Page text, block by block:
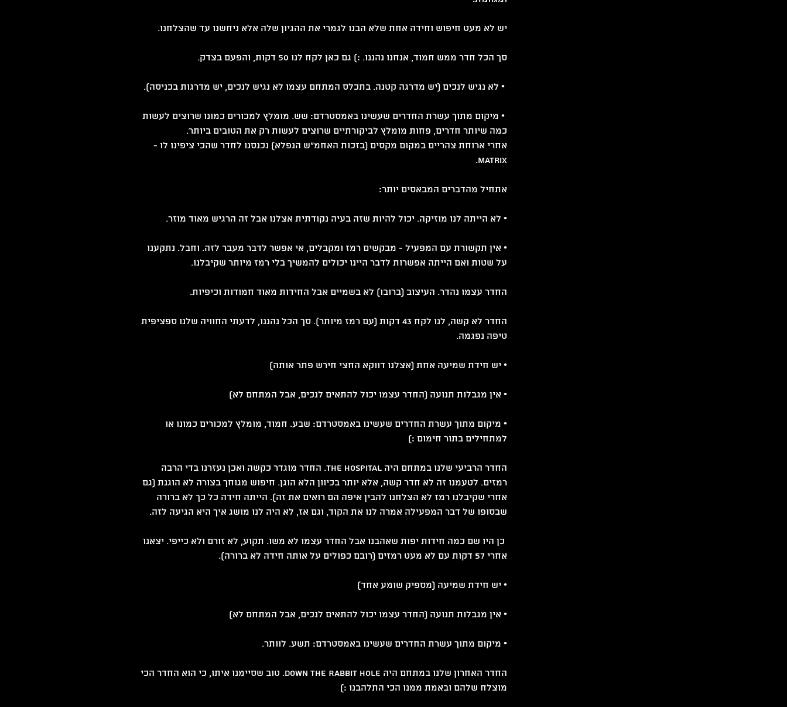
יש לא מעט חיפוש וחידה אחת שלא הבנו לגמרי את ההגיון שלה אלא ניחשנו עד שהצלחנו.
סך הכל חדר ממש חמוד, אנחנו נהננו. :) גם כאן לקח לנו 50 דקות, והפעם בצדק.
• מיקום מתוך עשרת החדרים שעשינו באמסטרדם: שש. מומלץ למכורים כמונו שרוצים לעשות
כמה שיותר חדרים, פחות מומלץ לביקורתיים שרוצים לעשות רק את הטובים ביותר.
אחרי ארוחת צהריים במקום מקסים (בזכות האחמ"ש הנפלא) נכנסנו לחדר שהכי ציפינו לו -
Matrix.
אתחיל מהדברים המבאסים יותר:
• לא הייתה לנו מוזיקה. יכול להיות שזה בעיה נקודתית אצלנו אבל זה הרגיש מאוד מוזר.
• אין תקשורת עם המפעיל - מבקשים רמז ומקבלים, אי אפשר לדבר מעבר לזה. וחבל. נתקענו
על שטות ואם הייתה אפשרות לדבר היינו יכולים להמשיך בלי רמז מיותר שקיבלנו.
החדר עצמו נהדר. העיצוב (ברובו) לא בשמיים אבל החידות מאוד חמודות וכיפיות.
החדר לא קשה, לנו לקח 43 דקות (עם רמז מיותר). סך הכל נהננו, לדעתי החוויה שלנו ספציפית
טיפה נפגמה.
• יש חידת שמיעה אחת (אצלנו דווקא החצי חירש פתר אותה)
• אין מגבלות תנועה (החדר עצמו יכול להתאים לנכים, אבל המתחם לא)
• מיקום מתוך עשרת החדרים שעשינו באמסטרדם: שבע. חמוד, מומלץ למכורים כמונו או
למתחילים בתור חימום :)
החדר הרביעי שלנו במתחם היה The Hospital. החדר מוגדר כקשה ואכן נעזרנו בדי הרבה
רמזים. לטעמנו זה לא חדר קשה, אלא יותר בכיוון הלא הוגן. חיפוש מגוחך בצורה לא הוגנת (גם
אחרי שקיבלנו רמז לא הצלחנו להבין איפה הם רואים את זה). הייתה חידה כל כך לא ברורה
שבסופו של דבר המפעילה אמרה לנו את הקוד, וגם אז, לא היה לנו מושג איך היא הגיעה לזה.
כן היו שם כמה חידות יפות שאהבנו אבל החדר עצמו לא משו. תקוע, לא זורם ולא כייפי. יצאנו
אחרי 57 דקות עם לא מעט רמזים (רובם כפולים על אותה חידה לא ברורה).
• יש חידת שמיעה (מספיק שומע אחד)
• אין מגבלות תנועה (החדר עצמו יכול להתאים לנכים, אבל המתחם לא)
• מיקום מתוך עשרת החדרים שעשינו באמסטרדם: תשע. לוותר.
החדר האחרון שלנו במתחם היה Down the Rabbit Hole. טוב שסיימנו איתו, כי הוא החדר הכי
מוצלח שלהם ובאמת ממנו הכי התלהבנו :)